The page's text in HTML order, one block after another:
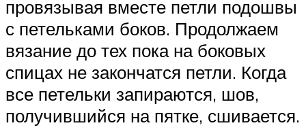
провязывая вместе петли подошвы
с петельками боков. Продолжаем
вязание до тех пока на боковых
спицах не закончатся петли. Когда
все петельки запираются, шов,
получившийся на пятке, сшивается.